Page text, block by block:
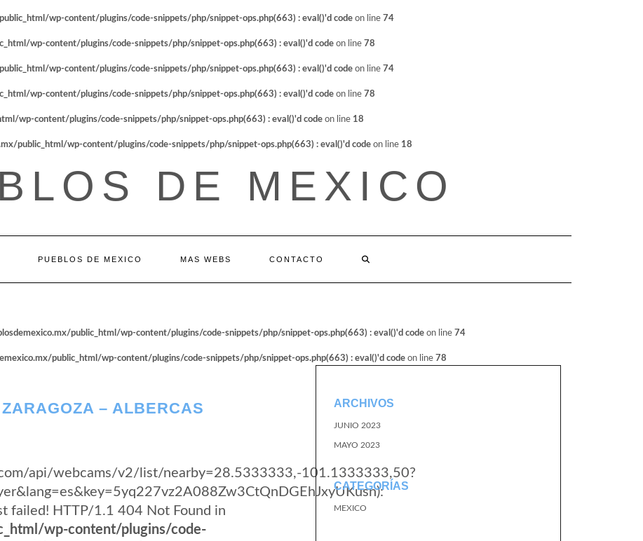
wp-content/plugins/code-snippets/php/snippet-ops.php(663) : eval()'d code on line 74
wp-content/plugins/code-snippets/php/snippet-ops.php(663) : eval()'d code on line 78
wp-content/plugins/code-snippets/php/snippet-ops.php(663) : eval()'d code on line 74
wp-content/plugins/code-snippets/php/snippet-ops.php(663) : eval()'d code on line 78
wp-content/plugins/code-snippets/php/snippet-ops.php(663) : eval()'d code on line 18
public_html/wp-content/plugins/code-snippets/php/snippet-ops.php(663) : eval()'d code on line 18
DE MEXICO
PUEBLOS DE MEXICO MAS WEBS CONTACTO
public_html/wp-content/plugins/code-snippets/php/snippet-ops.php(663) : eval()'d code on line 74
public_html/wp-content/plugins/code-snippets/php/snippet-ops.php(663) : eval()'d code on line 78
– ALBERCAS
api/webcams/v2/list/nearby=28.5333333,-101.1333333,50?
failed! HTTP/1.1 404 Not Found in
wp-content/plugins/code-
ARCHIVOS
JUNIO 2023
MAYO 2023
CATEGORÍAS
MEXICO